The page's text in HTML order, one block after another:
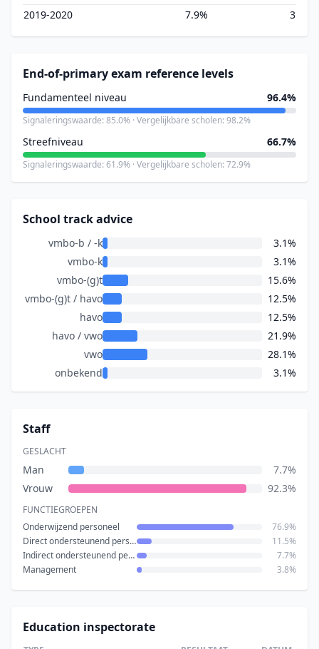
2019-2020
7.9% 3
End-of-primary exam reference levels
Fundamenteel niveau 96.4%
Signaleringswaarde: 85.0% · Vergelijkbare scholen: 98.2%
Streefniveau 66.7%
Signaleringswaarde: 61.9% · Vergelijkbare scholen: 72.9%
School track advice
vmbo-b / -k
3.1%
vmbo-k
3.1%
vmbo-(g)t
15.6%
vmbo-(g)t / havo
12.5%
havo
12.5%
havo / vwo
21.9%
vwo
28.1%
onbekend
3.1%
Staff
GESLACHT
Man
7.7%
Vrouw
92.3%
FUNCTIEGROEPEN
Onderwijzend personeel
76.9%
Direct ondersteunend personeel
11.5%
Indirect ondersteunend personeel
7.7%
Management
3.8%
Education inspectorate